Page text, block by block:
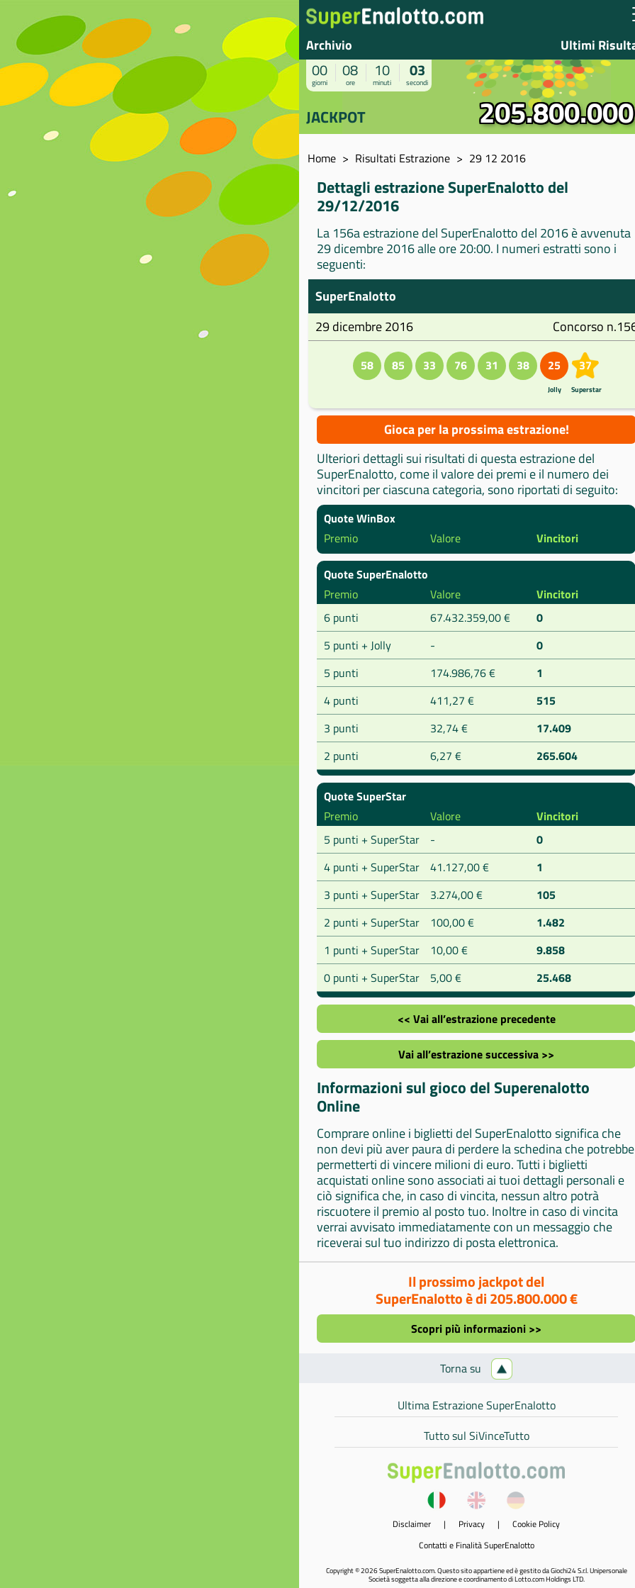
Archivio Ultimi
00
giorni
08
ore
10
minuti
03
secondi
JACKPOT 205.800.000
Home Risultati Estrazione 29 12 2016
Dettagli estrazione SuperEnalotto del
29/12/2016
La 156a estrazione del SuperEnalotto del 2016 è avvenuta
29 dicembre 2016 alle ore 20:00. I numeri estratti sono i
seguenti:
SuperEnalotto
29 dicembre 2016
Concorso
58 85 33 76 31 38 25
Jolly
37
Superstar
Gioca per la prossima estrazione!
Ulteriori dettagli sui risultati di questa estrazione del
SuperEnalotto, come il valore dei premi e il numero dei
vincitori per ciascuna categoria, sono riportati di seguito:
Quote WinBox
Premio
Valore Vincitori
Quote SuperEnalotto
Premio
Valore
Vincitori
6 punti
67.432.359,00 €
0
5 punti + Jolly
-
0
5 punti
174.986,76 €
1
4 punti
411,27 €
515
3 punti
32,74 €
17.409
2 punti
6,27 € 265.604
Quote SuperStar
Premio
Valore
Vincitori
5 punti + SuperStar
-
0
4 punti + SuperStar
41.127,00 €
1
3 punti + SuperStar
3.274,00 €
105
2 punti + SuperStar
100,00 €
1.482
1 punti + SuperStar
10,00 €
9.858
0 punti + SuperStar
5,00 € 25.468
<< Vai all’estrazione precedente
Vai all’estrazione successiva >>
Informazioni sul gioco del Superenalotto
Online
Comprare online i biglietti del SuperEnalotto significa che
non devi più aver paura di perdere la schedina che potrebbe
permetterti di vincere milioni di euro. Tutti i biglietti
acquistati online sono associati ai tuoi dettagli personali e
ciò significa che, in caso di vincita, nessun altro potrà
riscuotere il premio al posto tuo. Inoltre in caso di vincita
verrai avvisato immediatamente con un messaggio che
riceverai sul tuo indirizzo di posta elettronica.
Il prossimo jackpot del
SuperEnalotto è di 205.800.000 €
Scopri più informazioni >>
Torna su
Ultima Estrazione SuperEnalotto
Tutto sul SiVinceTutto
Disclaimer | Privacy | Cookie Policy
Contatti e Finalità SuperEnalotto
Copyright © 2026 SuperEnalotto.com. Questo sito appartiene ed è gestito da Giochi24 S.r.l. Unipersonale
Società soggetta alla direzione e coordinamento di Lotto.com Holdings LTD.